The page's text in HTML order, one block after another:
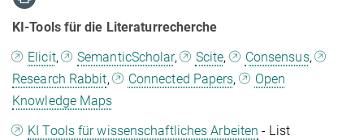
KI-Tools für die Literaturrecherche
Elicit, SemanticScholar, Scite, Consensus,
Research Rabbit, Connected Papers,
Open
Knowledge Maps
KI Tools für wissenschaftliches Arbeiten - List